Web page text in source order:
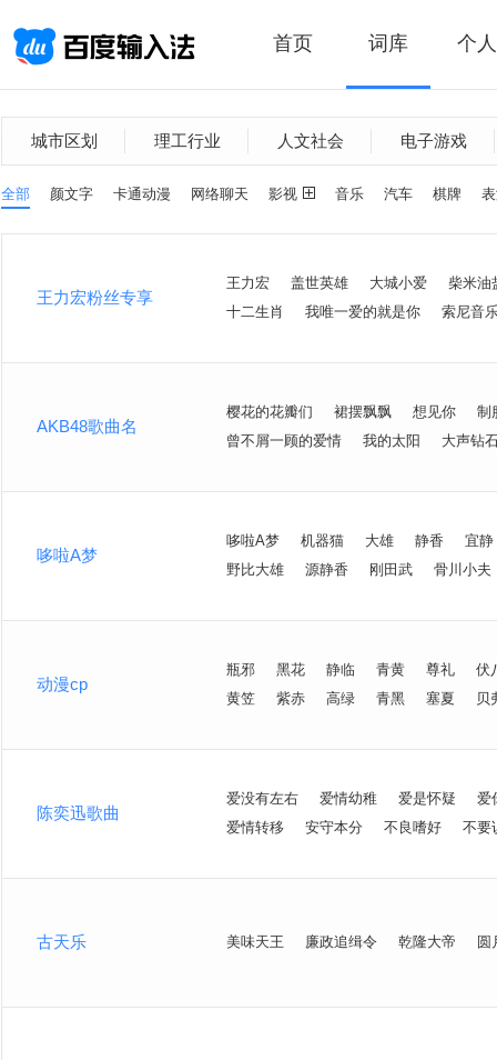
首页 词库 个
城市区划 理工行业 人文社会 电子游戏
全部 颜文字 卡通动漫 网络聊天 影视 音乐 汽车 棋牌
王力宏粉丝专享
王力宏 盖世英雄 大城小爱
柴米油
十二生肖
我唯一爱的就是你 索尼音
AKB48歌曲名
樱花的花瓣们 裙摆飘飘 想见你
制
曾不屑一顾的爱情
我的太阳 大声钻
哆啦A梦
哆啦A梦 机器猫 大雄 静香
宜静
野比大雄
源静香 刚田武 骨川小夫
动漫cp
瓶邪 黑花 静临 青黄 尊礼
伏
黄笠
紫赤 高绿 青黑 塞夏 贝
陈奕迅歌曲
爱没有左右 爱情幼稚 爱是怀疑
爱
爱情转移
安守本分 不良嗜好 不要
古天乐 美味天王 廉政追缉令 乾隆大帝 圆